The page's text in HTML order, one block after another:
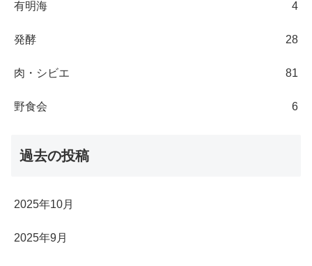
有明海 4
発酵 28
肉・シビエ 81
野食会 6
過去の投稿
2025年10月
2025年9月